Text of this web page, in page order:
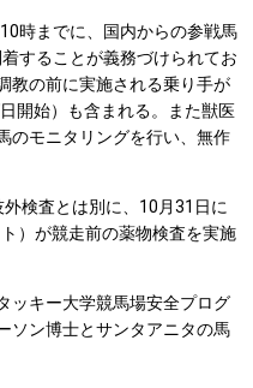
時までに、国内からの参戦馬
することが義務づけられてお
教の前に実施される乗り手が
開始）も含まれる。また獣医
のモニタリングを行い、無作
検査とは別に、10月31日に
）が競走前の薬物検査を実施
ッキー大学競馬場安全プログ
ソン博士とサンタアニタの馬